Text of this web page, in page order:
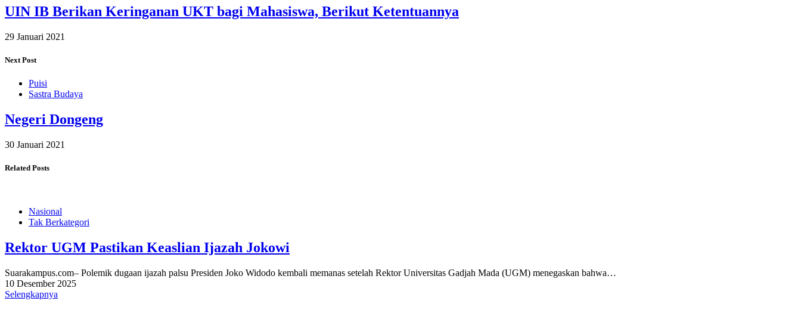
UIN IB Berikan Keringanan UKT bagi Mahasiswa, Berikut Ketentuannya
29 Januari 2021
Next Post
Puisi
Sastra Budaya
Negeri Dongeng
30 Januari 2021
Related Posts
Nasional
Tak Berkategori
Rektor UGM Pastikan Keaslian Ijazah Jokowi
Suarakampus.com– Polemik dugaan ijazah palsu Presiden Joko Widodo kembali memanas setelah Rektor Universitas Gadjah Mada (UGM) menegaskan bahwa…
10 Desember 2025
Selengkapnya